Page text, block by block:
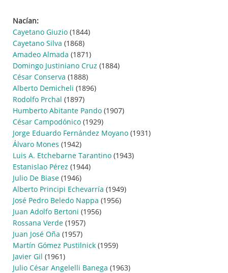
Nacían:
Cayetano Giuzio (1844)
Cayetano Silva (1868)
Amadeo Almada (1871)
Domingo Justiniano Cruz (1884)
César Conserva (1888)
Alberto Demicheli (1896)
Rodolfo Prchal (1897)
Humberto Abitante Pando (1907)
César Campodónico (1929)
Jorge Eduardo Fernández Moyano (1931)
Álvaro Mones (1942)
Luis A. Etchebarne Tarantino (1943)
Estanislao Pérez (1944)
Julio De Biase (1946)
Alberto Principi Echevarría (1949)
José Pedro Beledo Nappa (1956)
Juan Adolfo Bertoni (1956)
Rossana Verde (1957)
Juan José Oña (1957)
Martín Gómez Pustilnick (1959)
Javier Gil (1961)
Julio César Angelelli Banega (1963)